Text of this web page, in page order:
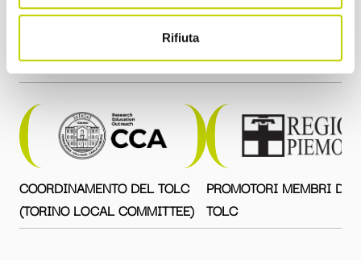
Rifiuta
con la direzione scientifica di Tito Boeri
COORDINAMENTO DEL TOLC
(TORINO LOCAL COMMITTEE)
PROMOTORI MEMBRI DEL
TOLC